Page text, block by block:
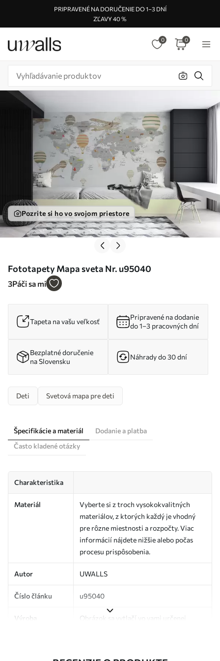
PRIPRAVENÉ NA DORUČENIE DO 1–3 DNÍ
ZĽAVY 40 %
0 0
Pozrite si ho vo svojom priestore
Fototapety Mapa sveta Nr. u95040
3Páči sa mi
Tapeta na vašu veľkosť
Pripravené na dodanie
do 1–3 pracovných dní
Bezplatné doručenie
na Slovensku
Náhrady do 30 dní
Deti Svetová mapa pre deti
Špecifikácie a materiál
Dodanie a platba
Často kladené otázky
Charakteristika
Materiál
Vyberte si z troch vysokokvalitných
materiálov, z ktorých každý je vhodný
pre rôzne miestnosti a rozpočty. Viac
informácií nájdete nižšie alebo počas
procesu prispôsobenia.
Autor UWALLS
Číslo článku u95040
Výroba
Obrázok sa vytlačí vo vami určenej